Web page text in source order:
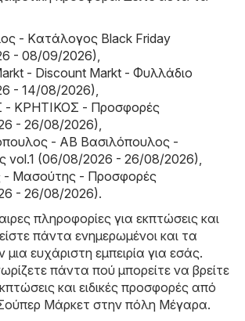
- Kατάλογος Black Friday
- 08/09/2026),
- Discount Markt - Φυλλάδιο
- 14/08/2026),
- ΚΡΗΤΙΚΟΣ - Προσφορές
- 26/08/2026),
- ΑΒ Βασιλόπουλος -
vol.1 (06/08/2026 - 26/08/2026),
Μασούτης - Προσφορές
- 26/08/2026).
πληροφορίες για εκπτώσεις και
πάντα ενημερωμένοι και τα
ευχάριστη εμπειρία για εσάς.
πάντα πού μπορείτε να βρείτε
και ειδικές προσφορές από
Μάρκετ στην πόλη Μέγαρα.